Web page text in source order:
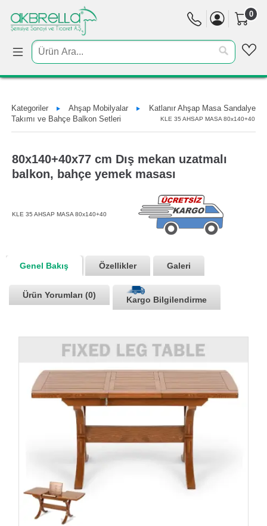
0
Kategoriler Ahşap Mobilyalar
Katlanır Ahşap Masa Sandalye
Takımı ve Bahçe Balkon Setleri
KLE 35 AHSAP MASA 80x140+40
80x140+40x77 cm Dış mekan uzatmalı
balkon, bahçe yemek masası
KLE 35 AHSAP MASA 80x140+40
Genel Bakış Özellikler Galeri
Ürün Yorumları (0)
Kargo Bilgilendirme